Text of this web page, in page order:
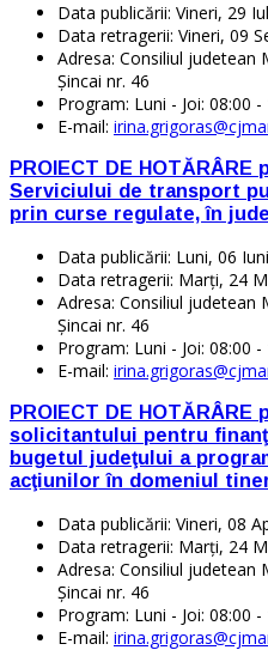
Data publicării: Vineri, 29
Data retragerii: Vineri, 09
Adresa: Consiliul judetean
Şincai nr. 46
Program: Luni - Joi: 08:00
E-mail:
PROIECT DE
Serviciului de transport
prin curse regulate, în
Data publicării: Luni, 06
Data retragerii: Marți, 24
Adresa: Consiliul judetean
Şincai nr. 46
Program: Luni - Joi: 08:00
E-mail:
PROIECT DE
solicitantului pentru
bugetul judeţului a
acţiunilor în domeniul
Data publicării: Vineri, 08
Data retragerii: Marți, 24
Adresa: Consiliul judetean
Şincai nr. 46
Program: Luni - Joi: 08:00
E-mail: